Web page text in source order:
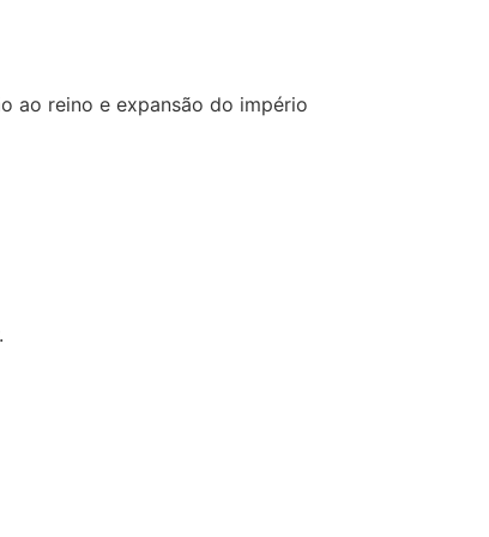
ao reino e expansão do império